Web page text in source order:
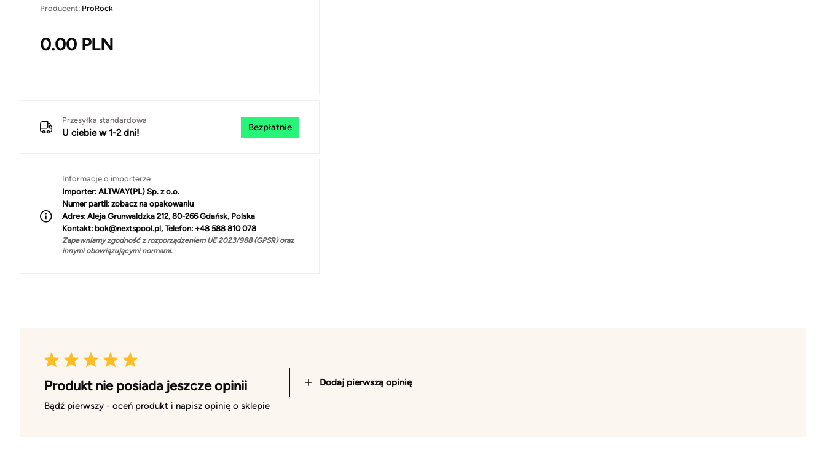
Producent: ProRock
0.00 PLN
Przesyłka standardowa
U ciebie w 1-2 dni!
Bezpłatnie
Informacje o importerze
Importer: ALTWAY(PL) Sp. z o.o.
Numer partii: zobacz na opakowaniu
Adres: Aleja Grunwaldzka 212, 80-266 Gdańsk, Polska
Kontakt: bok@nextspool.pl, Telefon: +48 588 810 078
Zapewniamy zgodność z rozporządzeniem UE 2023/988 (GPSR) oraz
innymi obowiązującymi normami.
Produkt nie posiada jeszcze opinii
Bądź pierwszy - oceń produkt i napisz opinię o sklepie
Dodaj pierwszą opinię